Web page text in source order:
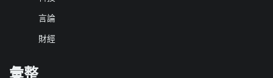
言論
財經
彙整